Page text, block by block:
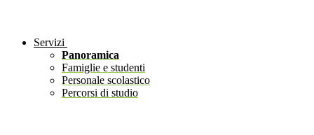
Servizi
Panoramica
Famiglie e studenti
Personale scolastico
Percorsi di studio